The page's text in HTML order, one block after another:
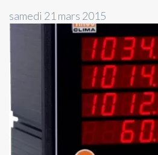
samedi 21 mars 2015